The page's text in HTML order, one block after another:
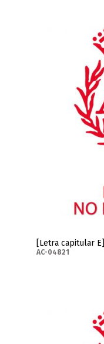
[Letra capitular E]
AC-04821